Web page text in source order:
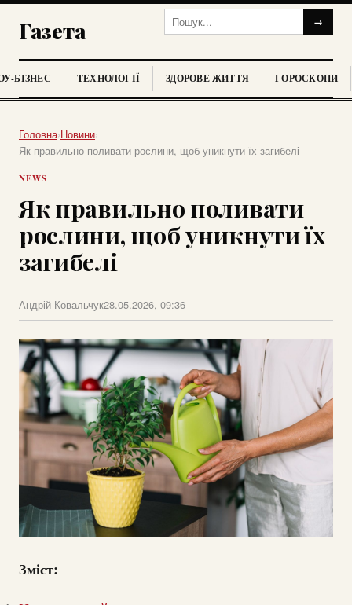
Газета →
БІЗНЕС ТЕХНОЛОГІЇ ЗДОРОВЕ ЖИТТЯ ГОРОСКОПИ
Головна›Новини›
Як правильно поливати рослини, щоб уникнути їх загибелі
NEWS
Як правильно поливати
рослини, щоб уникнути їх
загибелі
Андрій Ковальчук28.05.2026, 09:36
Зміст: